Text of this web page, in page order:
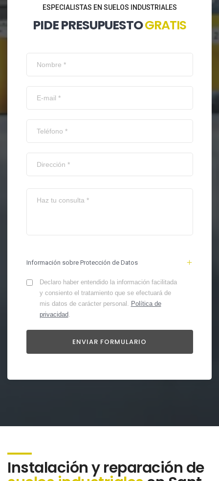
ESPECIALISTAS EN SUELOS INDUSTRIALES
PIDE PRESUPUESTOGRATIS
Información sobre Protección de Datos
Declaro haber entendido la información facilitada
y consiento el tratamiento que se efectuará de
mis datos de carácter personal. Política de
privacidad.
Instalación y reparación de